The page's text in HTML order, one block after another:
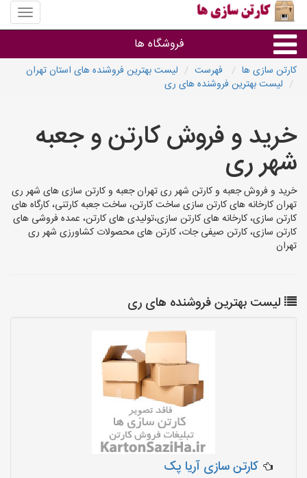
منوی
سایت
سازی
فروشگاه ها
کارتن جعبه
سایر گروه ها
کارتن سازی ها فهرست
لیست بهترین فروشنده های استان تهران
لیست بهترین فروشنده های ری
خرید و فروش کارتن و جعبه
شهر ری
خرید و فروش جعبه و کارتن شهر ری تهران جعبه و کارتن سازی های شهر ری
تهران کارخانه های کارتن سازی ساخت کارتن، ساخت جعبه کارتنی، کارگاه های
کارتن سازی، کارخانه های کارتن سازی،تولیدی های کارتن، عمده فروشی های
کارتن سازی، کارتن صیفی جات، کارتن های محصولات کشاورزی شهر ری
تهران
لیست بهترین فروشنده های ری
کارتن سازی آریا پک